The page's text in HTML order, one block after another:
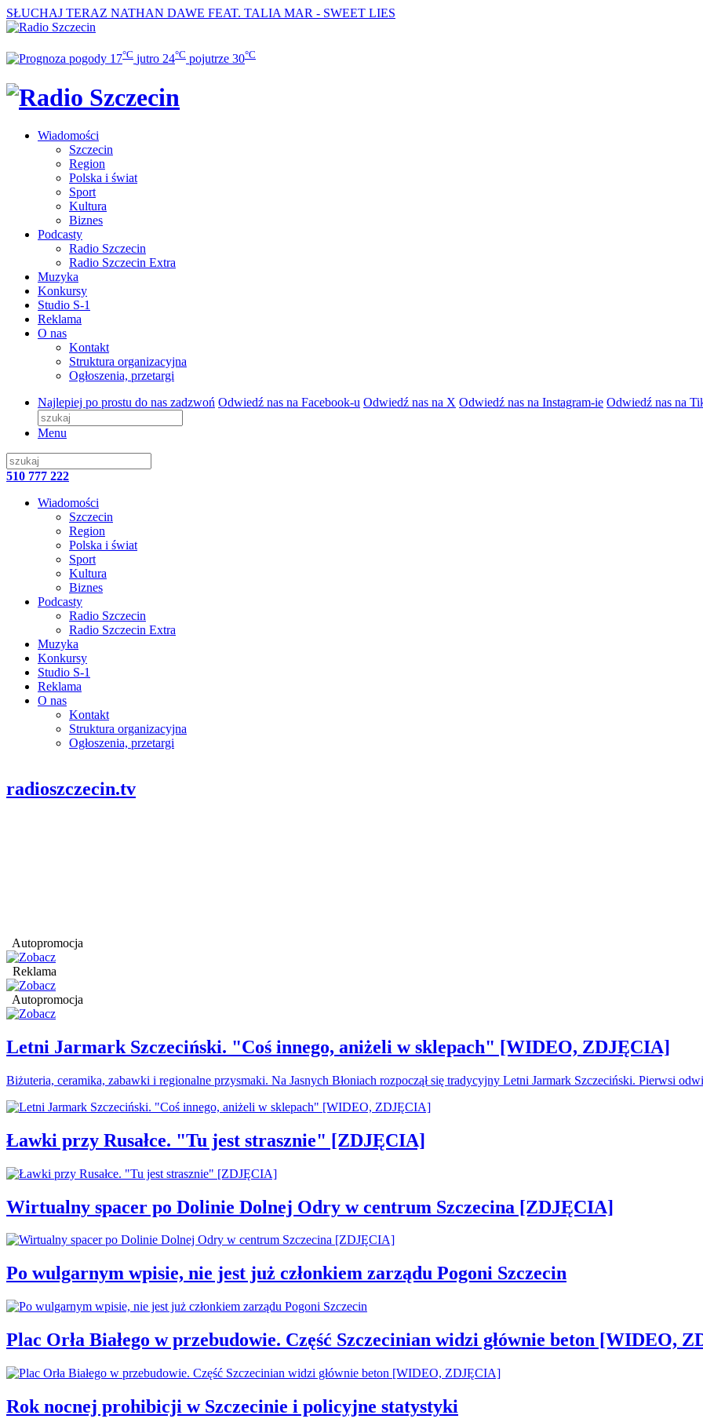
SŁUCHAJ TERAZ NATHAN DAWE FEAT. TALIA MAR - SWEET LIES
17°C jutro 24°C pojutrze 30°C
Wiadomości
Szczecin
Region
Polska i świat
Sport
Kultura
Biznes
Podcasty
Radio Szczecin
Radio Szczecin Extra
Muzyka
Konkursy
Studio S-1
Reklama
O nas
Kontakt
Struktura organizacyjna
Ogłoszenia, przetargi
Najlepiej po prostu do nas zadzwoń Odwiedź nas na Facebook-u Odwiedź nas na X Odwiedź nas na Instagram-ie Odwiedź nas na
Menu
510 777 222
Wiadomości
Szczecin
Region
Polska i świat
Sport
Kultura
Biznes
Podcasty
Radio Szczecin
Radio Szczecin Extra
Muzyka
Konkursy
Studio S-1
Reklama
O nas
Kontakt
Struktura organizacyjna
Ogłoszenia, przetargi
radioszczecin.tv
Autopromocja
Reklama
Autopromocja
Letni Jarmark Szczeciński. "Coś innego, aniżeli w sklepach" [WIDEO, ZDJĘCIA]
Biżuteria, ceramika, zabawki i regionalne przysmaki. Na Jasnych Błoniach rozpoczął się tradycyjny Letni Jarmark Szczeciński. Pierwsi
Ławki przy Rusałce. "Tu jest strasznie" [ZDJĘCIA]
Wirtualny spacer po Dolinie Dolnej Odry w centrum Szczecina [ZDJĘCIA]
Po wulgarnym wpisie, nie jest już członkiem zarządu Pogoni Szczecin
Plac Orła Białego w przebudowie. Część Szczecinian widzi głównie beton [WIDEO,
Rok nocnej prohibicji w Szczecinie i policyjne statystyki